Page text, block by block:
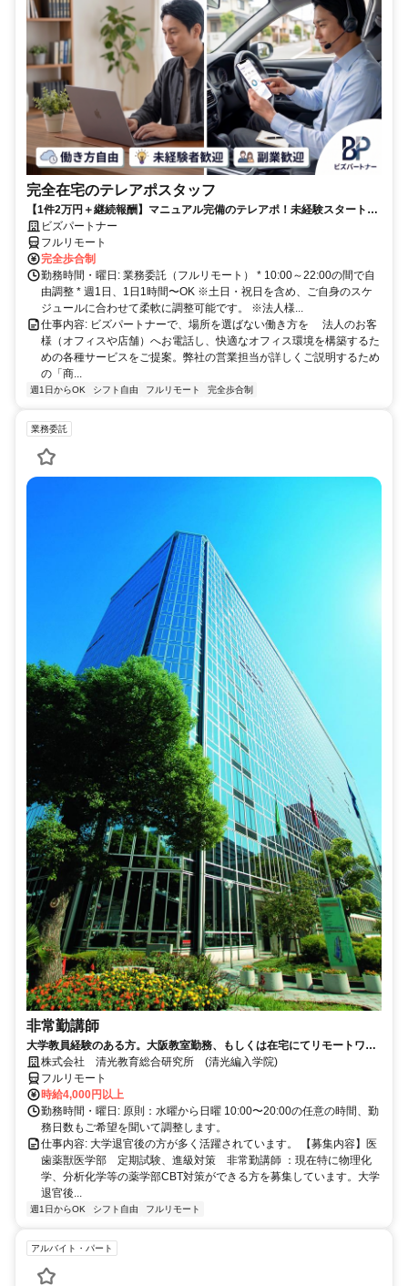
完全在宅のテレアポスタッフ
【1件2万円＋継続報酬】マニュアル完備のテレアポ！未経験スタートの
副業スタッフ活躍中／丁寧なフォロー体制あり
ビズパートナー
フルリモート
完全歩合制
勤務時間・曜日: 業務委託（フルリモート） * 10:00～22:00の間で自
由調整 * 週1日、1日1時間〜OK ※土日・祝日を含め、ご自身のスケ
ジュールに合わせて柔軟に調整可能です。 ※法人様...
仕事内容: ビズパートナーで、場所を選ばない働き方を 法人のお客
様（オフィスや店舗）へお電話し、快適なオフィス環境を構築するた
めの各種サービスをご提案。弊社の営業担当が詳しくご説明するため
の「商...
週1日からOK シフト自由 フルリモート 完全歩合制
業務委託
非常勤講師
大学教員経験のある方。大阪教室勤務、もしくは在宅にてリモートワー
ク可能。退官した先生が活躍中。
株式会社 清光教育総合研究所 (清光編入学院)
フルリモート
時給4,000円以上
勤務時間・曜日: 原則：水曜から日曜 10:00〜20:00の任意の時間、勤
務日数もご希望を聞いて調整します。
仕事内容: 大学退官後の方が多く活躍されています。 【募集内容】医
歯薬獣医学部 定期試験、進級対策 非常勤講師 ：現在特に物理化
学、分析化学等の薬学部CBT対策ができる方を募集しています。大学
退官後...
週1日からOK シフト自由 フルリモート
アルバイト・パート